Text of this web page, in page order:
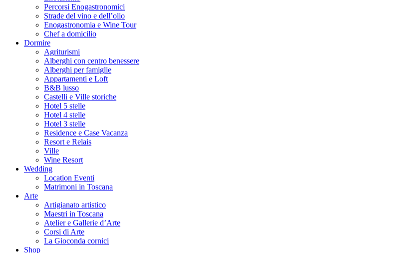
Percorsi Enogastronomici
Strade del vino e dell’olio
Enogastronomia e Wine Tour
Chef a domicilio
Dormire
Agriturismi
Alberghi con centro benessere
Alberghi per famiglie
Appartamenti e Loft
B&B lusso
Castelli e Ville storiche
Hotel 5 stelle
Hotel 4 stelle
Hotel 3 stelle
Residence e Case Vacanza
Resort e Relais
Ville
Wine Resort
Wedding
Location Eventi
Matrimoni in Toscana
Arte
Artigianato artistico
Maestri in Toscana
Atelier e Gallerie d’Arte
Corsi di Arte
La Gioconda cornici
Shop